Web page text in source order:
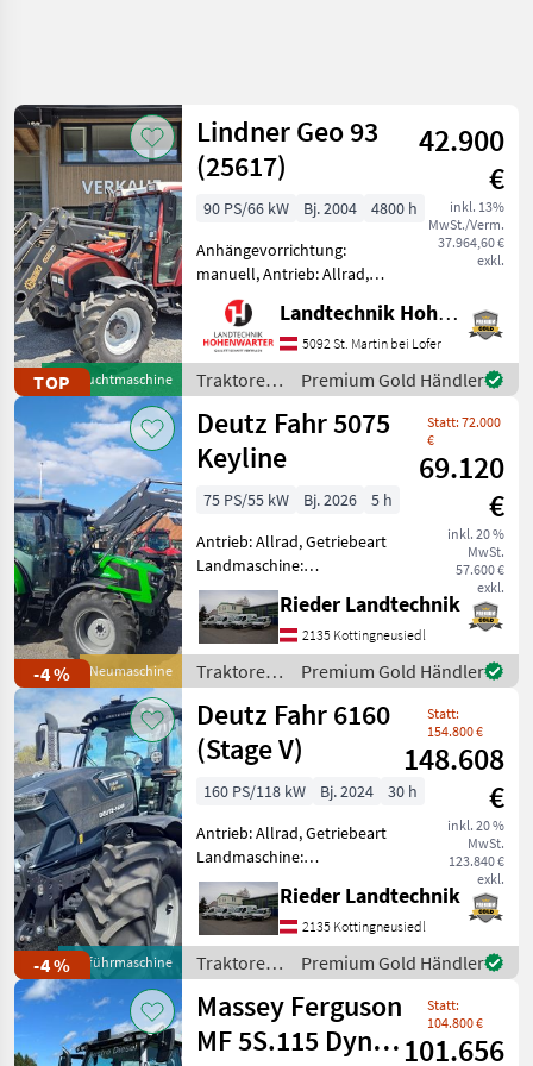
TOPGebrauchtmaschine
Lindner Geo 93
(25617)
42.900
€
inkl. 13%
MwSt./Verm.
37.964,60 €
exkl.
90 PS/66 kW Bj. 2004
4800 h
Anhängevorrichtung:
manuell, Antrieb: Allrad,
Aufladung: Turbolader,
Getriebeart Landmaschine:
Lastschaltgetriebe,
Höchstgeschwindigkeit in
km/h: 40 km/h,
Kreuzsteuerhebe
Landtechnik Hohenwarter GmbH
5092 St. Martin bei Lofer
Traktoren
/ Lindner
Premium Gold Händler
-4 % Neumaschine
Deutz Fahr 5075
Keyline
Statt: 72.000
€
69.120
€
inkl. 20 %
MwSt.
57.600 €
exkl.
75 PS/55 kW Bj. 2026
5 h
Antrieb: Allrad, Getriebeart
Landmaschine:
Lastschaltgetriebe,
Plattform: Kabine,
Zapfwellendrehzahl:
540/540E,
Höchstgeschwindigkeit in
km/h: 40 km/h, Aufladung:
Turbola
Rieder Landtechnik
2135 Kottingneusiedl
Traktoren
/ Deutz
Fahr
Premium Gold Händler
-4 %Vorführmaschine
Deutz Fahr 6160
(Stage V)
Statt:
154.800 €
148.608
€
inkl. 20 %
MwSt.
123.840 €
exkl.
160 PS/118 kW Bj. 2024
30 h
Antrieb: Allrad, Getriebeart
Landmaschine:
Lastschaltgetriebe,
Plattform: Kabine,
Zapfwellendrehzahl:
540/540E/1000/1000E,
Höchstgeschwindigkeit in
km/h: 50 km/h, Aufladu
Rieder Landtechnik
2135 Kottingneusiedl
Traktoren
/ Deutz
Fahr
Premium Gold Händler
Massey Ferguson
MF 5S.115 Dyna-
Statt:
104.800 €
101.656